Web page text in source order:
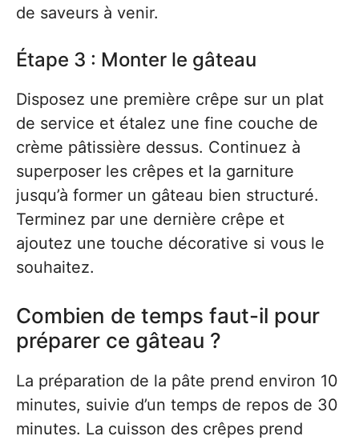
de saveurs à venir.
Étape 3 : Monter le gâteau
Disposez une première crêpe sur un plat
de service et étalez une fine couche de
crème pâtissière dessus. Continuez à
superposer les crêpes et la garniture
jusqu’à former un gâteau bien structuré.
Terminez par une dernière crêpe et
ajoutez une touche décorative si vous le
souhaitez.
Combien de temps faut-il pour
préparer ce gâteau ?
La préparation de la pâte prend environ 10
minutes, suivie d’un temps de repos de 30
minutes. La cuisson des crêpes prend